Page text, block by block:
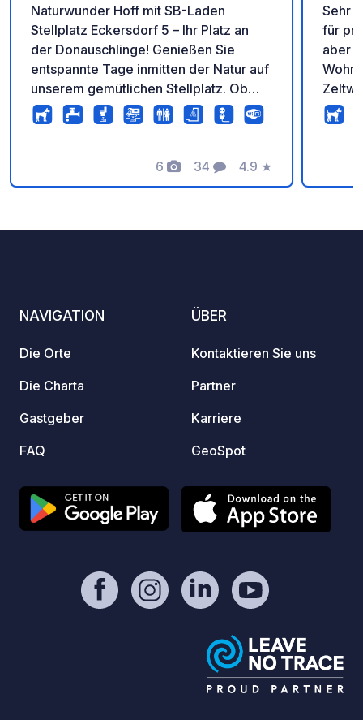
Naturwunder Hoff mit SB-Laden
Stellplatz Eckersdorf 5 – Ihr Platz an
der Donauschlinge! Genießen Sie
entspannte Tage inmitten der Natur auf
unserem gemütlichen Stellplatz. Ob
Ruhe, Erholung oder kleine Abenteuer
– bei uns finden Camper den perfekten
WC & Dusche ✅ Pool zur Abkühlung ✅
Grillmöglichkeit & Feuerschale ✅ Tiere
6
Fotos
34
Kommentare
4.9
Bewertung
★
Sehr
für
aber
Trotz
total
NAVIGATION
Die Orte
Die Charta
Gastgeber
FAQ
ÜBER
Kontaktieren Sie uns
Partner
Karriere
GeoSpot